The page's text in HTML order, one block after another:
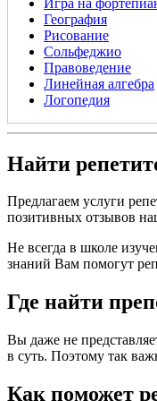
География
Рисование
Сольфеджио
Правоведение
Линейная алгебра
Логопедия
Найти
Предлагаем услуги
позитивных отзывов
Не всегда в школе
знаний Вам помогут
Где найти
Вы даже не
в суть. Поэтому так
Как поможет